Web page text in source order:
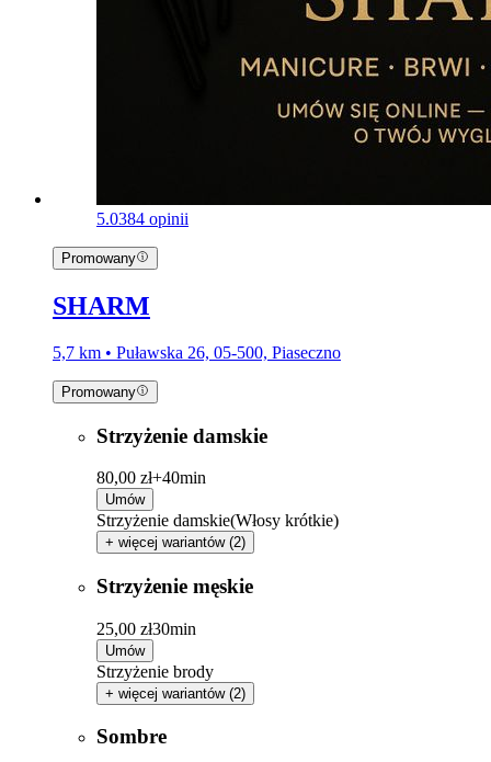
5.0384 opinii
Promowany
SHARM
5,7 km • Puławska 26, 05-500, Piaseczno
Promowany
Strzyżenie damskie
80,00 zł+40min
Umów
Strzyżenie damskie(Włosy krótkie)
+ więcej wariantów (2)
Strzyżenie męskie
25,00 zł30min
Umów
Strzyżenie brody
+ więcej wariantów (2)
Sombre